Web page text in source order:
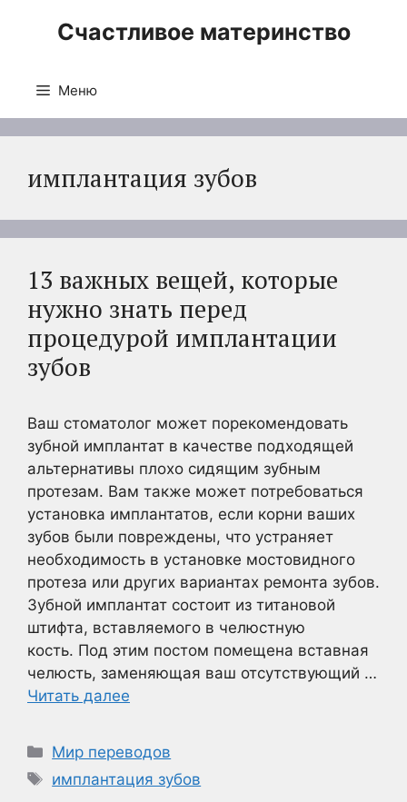
Счастливое материнство
Меню
имплантация зубов
13 важных вещей, которые
нужно знать перед
процедурой имплантации
зубов
Ваш стоматолог может порекомендовать
зубной имплантат в качестве подходящей
альтернативы плохо сидящим зубным
протезам. Вам также может потребоваться
установка имплантатов, если корни ваших
зубов были повреждены, что устраняет
необходимость в установке мостовидного
протеза или других вариантах ремонта зубов.
Зубной имплантат состоит из титановой
штифта, вставляемого в челюстную
кость. Под этим постом помещена вставная
челюсть, заменяющая ваш отсутствующий …
Читать далее
Рубрики
Мир переводов
Метки
имплантация зубов